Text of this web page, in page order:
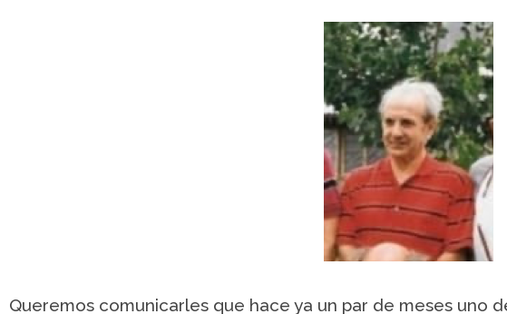
Queremos comunicarles que hace ya un par de meses uno